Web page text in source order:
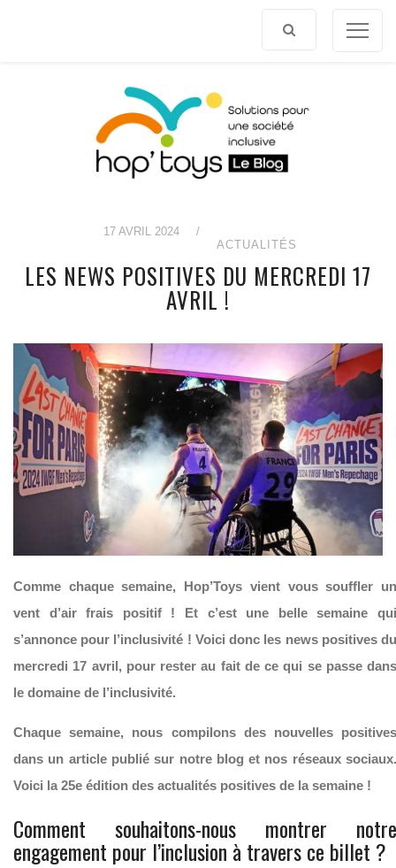
17 AVRIL 2024
/
ACTUALITÉS
LES NEWS POSITIVES DU MERCREDI 17
AVRIL !
Comme chaque semaine, Hop’Toys vient vous souffler un
vent d’air frais positif ! Et c’est une belle semaine qui
s’annonce pour l’inclusivité ! Voici donc les news positives du
mercredi 17 avril, pour rester au fait de ce qui se passe dans
le domaine de l’inclusivité.
Chaque semaine, nous compilons des nouvelles positives
dans un article publié sur notre blog et nos réseaux sociaux.
Voici la 25e édition des actualités positives de la semaine !
Comment souhaitons-nous montrer notre
engagement pour l’inclusion à travers ce billet ?